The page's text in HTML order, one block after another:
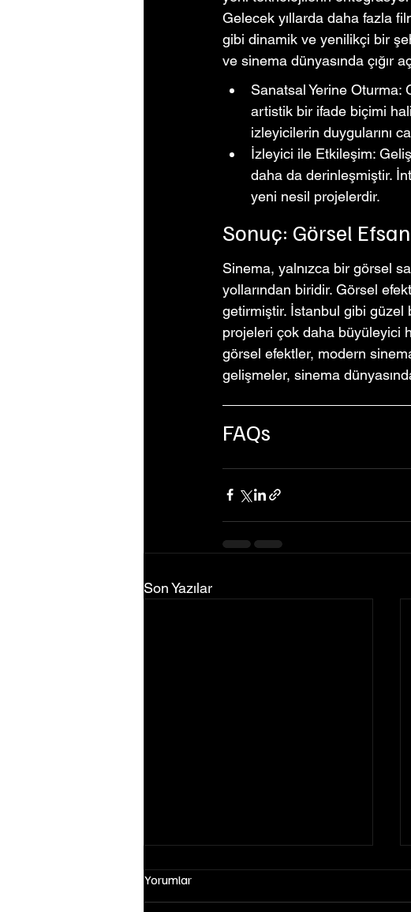
Gelecek yıllarda daha fazla
gibi dinamik ve yenilikçi bir
ve sinema dünyasında çığır
Sanatsal Yerine Oturma:
artistik bir ifade biçimi
izleyicilerin duygularını
İzleyici ile Etkileşim:
daha da derinleşmiştir.
yeni nesil projelerdir.
Sonuç: Görsel
Sinema, yalnızca bir görsel
yollarından biridir. Görsel
getirmiştir. İstanbul gibi
projeleri çok daha büyüleyici
görsel efektler, modern
gelişmeler, sinema
FAQs
Son Yazılar
Yorumlar